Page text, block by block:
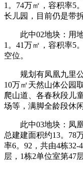
1。74万㎡，容积率5
长儿园，目前仍是带
此中02地块：用地
1。41万㎡，容积率5
空位。
规划有凤凰九里公
10万㎡天然山体公园
爬山道、各春秋段儿
场等，满脚全龄段休
此中03地块：凤凰
总建建面积约13。78
率6。92，共由4栋32-
层，1栋2单位室第47